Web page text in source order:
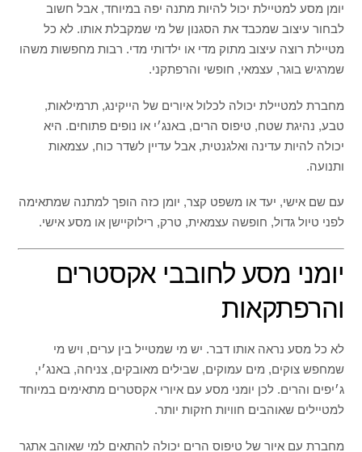
יומן מסע למטיילת יכול להיות מתנה יפה במיוחד, אבל חשוב
לבחור עיצוב שמכבד את הסגנון של מי שמקבלת אותו. לא כל
מטיילת רוצה עיצוב מתוק מדי או ילדותי מדי. רבות מחפשות משהו
שמרגיש בוגר, עצמאי, חופשי והרפתקני.
מחברת למטיילת יכולה לכלול איורים של הייקינג, תרמילאות,
טבע, נהיגת שטח, טיפוס הרים, באנג׳י או נופים פתוחים. היא
יכולה להיות עדינה ואלגנטית, אבל עדיין לשדר כוח, עצמאות
ותנועה.
עם שם אישי, יעד או משפט קצר, יומן כזה הופך למתנה שמתאימה
לפני טיול גדול, חופשה עצמאית, טרק, רילוקיישן או מסע אישי.
יומני מסע לחובבי אקסטרים
והרפתקאות
לא כל מסע נראה אותו דבר. יש מי שמטייל בין ערים, ויש מי
שמחפש צוקים, מים עמוקים, שבילים מאובקים, צניחה, באנג׳י,
ג׳יפים והרים. לכן יומני מסע עם איורי אקסטרים מתאימים במיוחד
למטיילים שאוהבים חוויות חזקות יותר.
מחברת עם איור של טיפוס הרים יכולה להתאים למי שאוהב אתגר